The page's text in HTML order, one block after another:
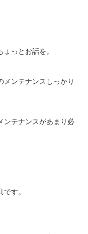
っとお話を。
ンテナンスしっかり
ンテナンスがあまり必
す。